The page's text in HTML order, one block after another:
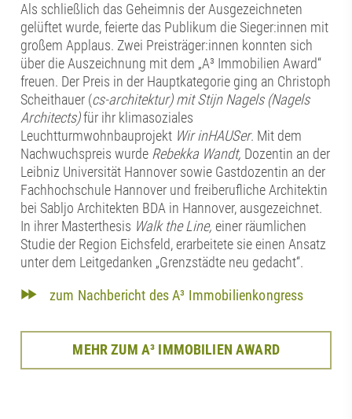
Als schließlich das Geheimnis der Ausgezeichneten
gelüftet wurde, feierte das Publikum die Sieger:innen mit
großem Applaus. Zwei Preisträger:innen konnten sich
über die Auszeichnung mit dem „A³ Immobilien Award“
freuen. Der Preis in der Hauptkategorie ging an Christoph
Scheithauer (cs-architektur) mit Stijn Nagels (Nagels
Architects)für ihr klimasoziales
Leuchtturmwohnbauprojekt Wir inHAUSer. Mit dem
Nachwuchspreis wurde Rebekka Wandt, Dozentin an der
Leibniz Universität Hannover sowie Gastdozentin an der
Fachhochschule Hannover und freiberufliche Architektin
bei Sabljo Architekten BDA in Hannover, ausgezeichnet.
In ihrer Masterthesis Walk the Line,einer räumlichen
Studie der Region Eichsfeld, erarbeitete sie einen Ansatz
unter dem Leitgedanken „Grenzstädte neu gedacht“.
zum Nachbericht des A³ Immobilienkongress
MEHR ZUM A³ IMMOBILIEN AWARD